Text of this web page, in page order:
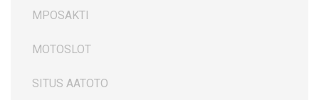
MPOSAKTI
MOTOSLOT
SITUS AATOTO